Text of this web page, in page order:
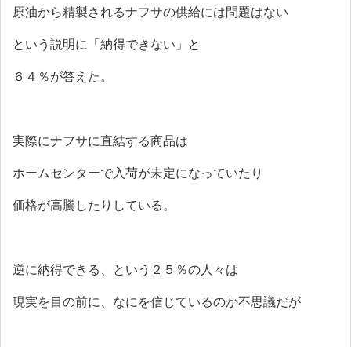
原油から精製されるナフサの供給には問題はない
という説明に「納得できない」と
６４％が答えた。
実際にナフサに直結する商品は
ホームセンターで入荷が未定になっていたり
価格が高騰したりしている。
逆に納得できる、という２５％の人々は
現実を目の前に、なにを信じているのか不思議だが